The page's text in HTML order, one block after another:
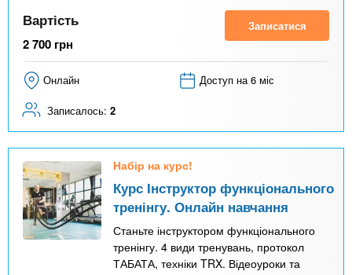
Вартість
2 700 грн
Записатися
Онлайн Доступ на 6 міс
Записалось: 2
Набір на курс!
Курс Інструктор функціонального
тренінгу. Онлайн навчання
Станьте інструктором функціонального
тренінгу. 4 види тренувань, протокол
ТАБАТА, техніки TRX. Відеоуроки та